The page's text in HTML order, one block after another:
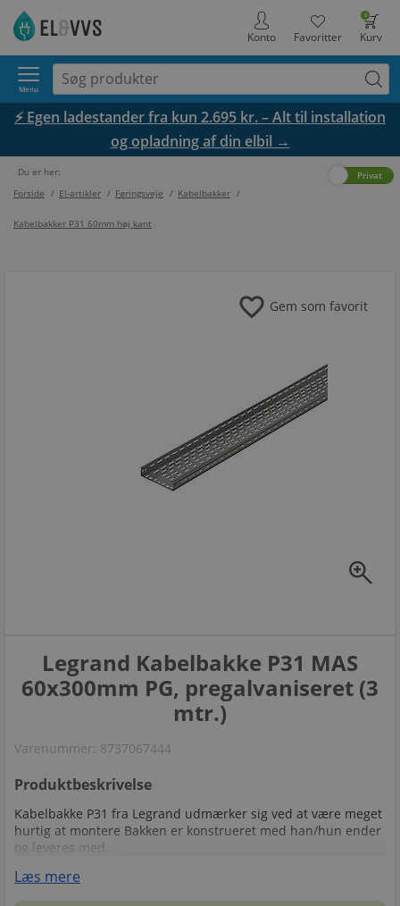
0
Kurv
Favoritter
Konto
Menu
⚡ Egen ladestander fra kun 2.695 kr. – Alt til installation
og opladning af din elbil →
Du er her:
Forside / El-artikler / Føringsveje / Kabelbakker /
Kabelbakker P31 60mm høj kant
Privat
zoom_in
favorite Gem som favorit
Legrand Kabelbakke P31 MAS
60x300mm PG, pregalvaniseret (3
mtr.)
Varenummer: 8737067444
Produktbeskrivelse
Kabelbakke P31 fra Legrand udmærker sig ved at være meget
hurtig at montere Bakken er konstrueret med han/hun ender
og leveres med...
Læs mere